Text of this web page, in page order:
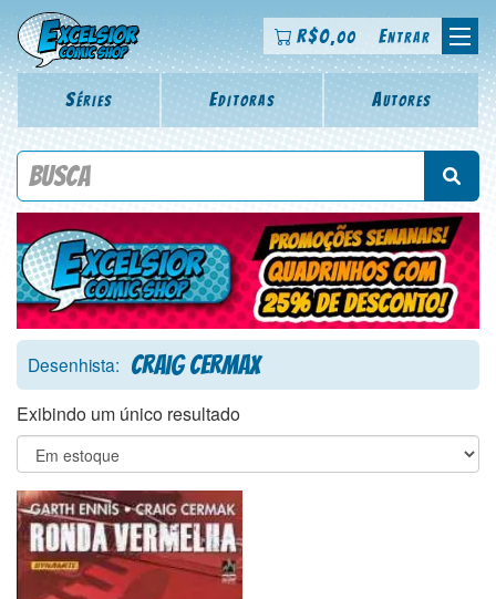
R$0,00 Entrar
Séries Editoras Autores
Procure por título da revista, personagem, série, escritor,
Desenhista: Craig Cermax
Exibindo um único resultado